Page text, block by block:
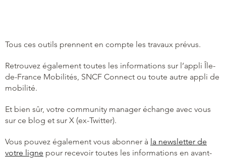
Tous ces outils prennent en compte les travaux prévus.
Retrouvez également toutes les informations sur l’appli Île-
de-France Mobilités, SNCF Connect ou toute autre appli de
mobilité.
Et bien sûr, votre community manager échange avec vous
sur ce blog et sur X (ex-Twitter).
Vous pouvez également vous abonner à la newsletter de
votre ligne pour recevoir toutes les informations en avant-